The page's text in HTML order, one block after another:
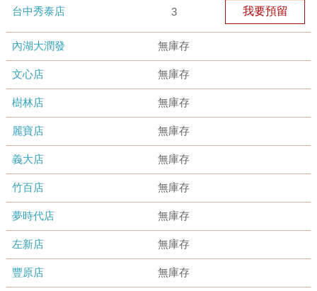
台中秀泰店 3 我要預留
內湖大潤發 無庫存
文心店 無庫存
樹林店 無庫存
麗寶店 無庫存
義大店 無庫存
竹百店 無庫存
夢時代店 無庫存
左新店 無庫存
豐原店 無庫存